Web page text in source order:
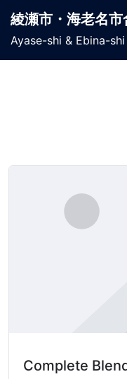
ン
綾瀬市・海老名市
Ayase-shi & Ebina-
Complete